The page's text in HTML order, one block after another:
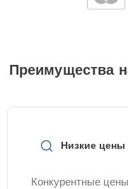
Преимущества
Низкие цены
Конкурентные